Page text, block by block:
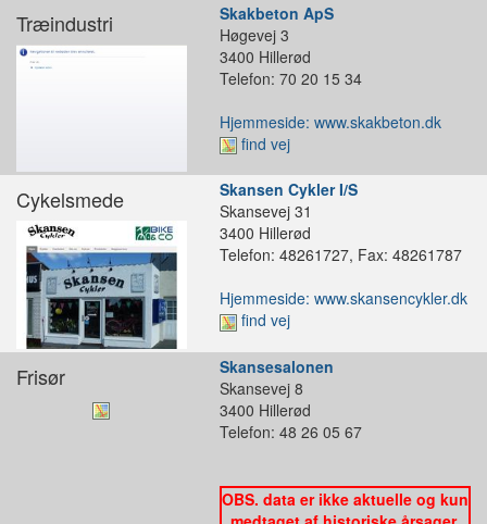
Træindustri
Skakbeton ApS
Høgevej 3
3400 Hillerød
Telefon: 70 20 15 34
Hjemmeside: www.skakbeton.dk
find vej
Cykelsmede
Skansen Cykler I/S
Skansevej 31
3400 Hillerød
Telefon: 48261727, Fax: 48261787
Hjemmeside: www.skansencykler.dk
find vej
Frisør
Skansesalonen
Skansevej 8
3400 Hillerød
Telefon: 48 26 05 67
OBS. data er ikke aktuelle og kun